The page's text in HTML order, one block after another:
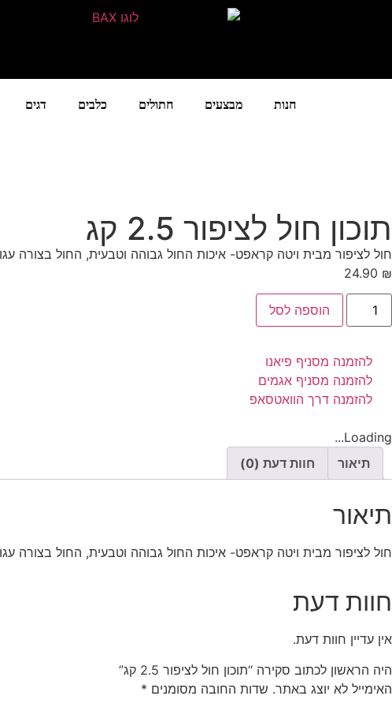
חנות מבצעים חתולים כלבים דגים
תוכון חול לציפור 2.5 קג
חול לציפור מבית ויטה קראפט- איכות החול גבוהה וטבעית, החול בצורה
24.90 ₪
הוספה לסל
להזמנה מסניף פיאנו
להזמנה מסניף אגמים
להזמנה דרך הוואטסאפ
Loading...
תיאור
חוות דעת (0)
תיאור
חול לציפור מבית ויטה קראפט- איכות החול גבוהה וטבעית, החול בצורה
חוות דעת
אין עדיין חוות דעת.
היה הראשון לכתוב סקירה “תוכון חול לציפור 2.5 קג”
האימייל לא יוצג באתר. שדות החובה מסומנים *